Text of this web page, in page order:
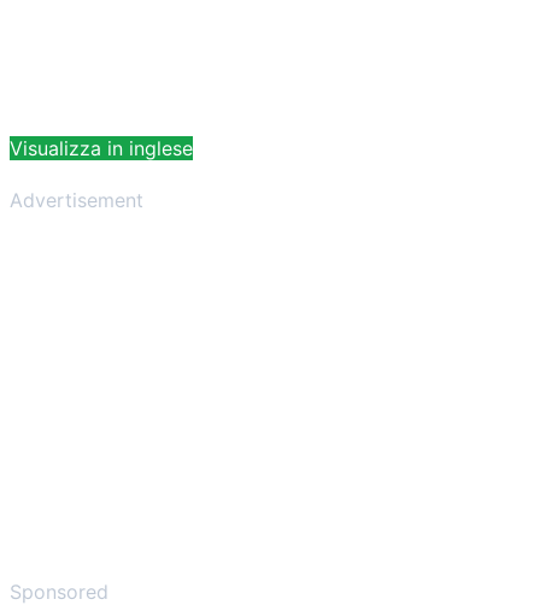
Visualizza in inglese
Advertisement
Sponsored